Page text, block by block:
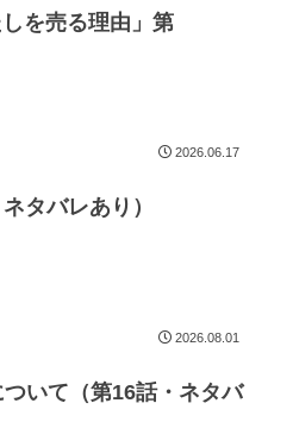
を売る理由」第
2026.06.17
タバレあり）
2026.08.01
いて（第16話・ネタバ